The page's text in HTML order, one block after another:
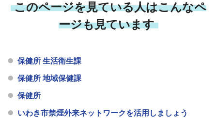
このページを見ている人はこんなペ
ージも見ています
保健所 生活衛生課
保健所 地域保健課
保健所
いわき市禁煙外来ネットワークを活用しましょう